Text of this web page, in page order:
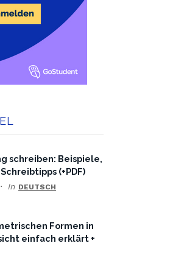
schreiben: Beispiele,
(+PDF)
In DEUTSCH
Formen in
einfach erklärt +